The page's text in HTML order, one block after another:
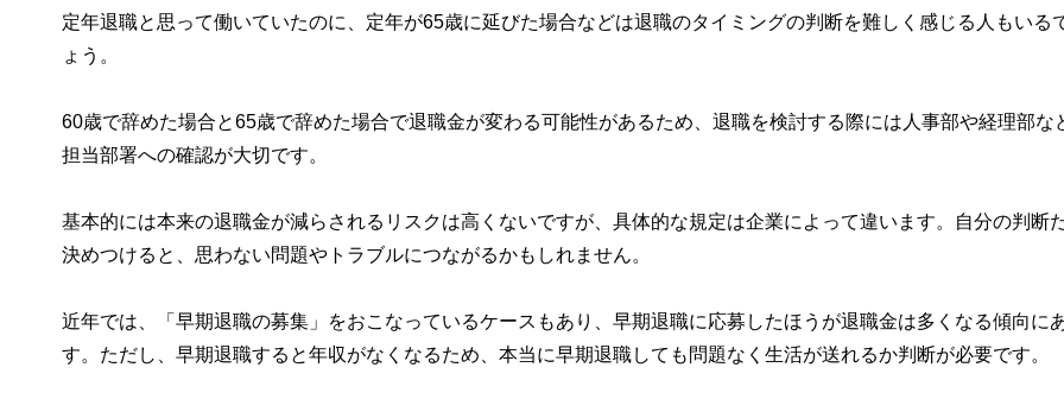
定年退職と思って働いていたのに、定年が65歳に延びた場合などは退職のタイミングの判断を難しく感じる人もいる
ょう。
60歳で辞めた場合と65歳で辞めた場合で退職金が変わる可能性があるため、退職を検討する際には人事部や経理部な
担当部署への確認が大切です。
基本的には本来の退職金が減らされるリスクは高くないですが、具体的な規定は企業によって違います。自分の判断
決めつけると、思わない問題やトラブルにつながるかもしれません。
近年では、「早期退職の募集」をおこなっているケースもあり、早期退職に応募したほうが退職金は多くなる傾向に
す。ただし、早期退職すると年収がなくなるため、本当に早期退職しても問題なく生活が送れるか判断が必要です。